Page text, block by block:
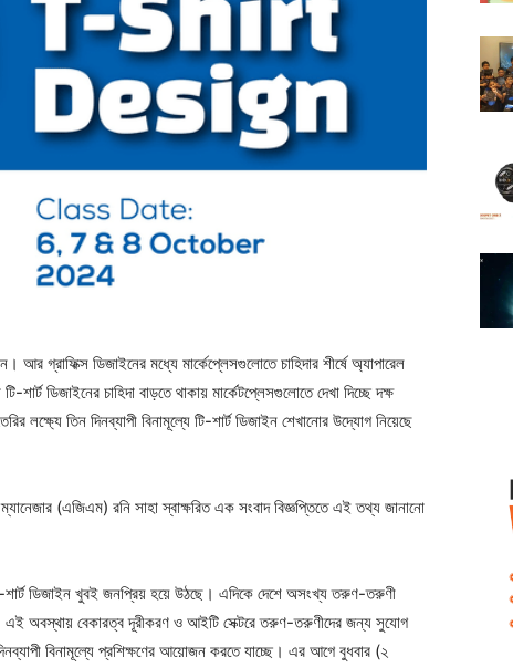
আর গ্রাফিক্স ডিজাইনের মধ্যে মার্কেপ্লেসগুলোতে চাহিদার শীর্ষে অ্যাপারেল
শার্ট ডিজাইনের চাহিদা বাড়তে থাকায় মার্কেটপ্লেসগুলোতে দেখা দিচ্ছে দক্ষ
তিন দিনব্যাপী বিনামূল্যে টি-শার্ট ডিজাইন শেখানোর উদ্যোগ নিয়েছে
ম্যানেজার (এজিএম) রনি সাহা স্বাক্ষরিত এক সংবাদ বিজ্ঞপ্তিতে এই তথ্য জানানো
টি-শার্ট ডিজাইন খুবই জনপ্রিয় হয়ে উঠছে। এদিকে দেশে অসংখ্য তরুণ-তরুণী
এই অবস্থায় বেকারত্ব দূরীকরণ ও আইটি সেক্টরে তরুণ-তরুণীদের জন্য সুযোগ
বিনামূল্যে প্রশিক্ষণের আয়োজন করতে যাচ্ছে। এর আগে বুধবার (২